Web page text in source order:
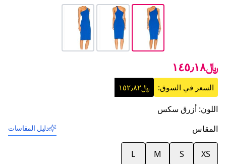
﷼١٤٥٫١٨
السعر في السوق: ﷼١٥٢٫٨٢
اللون: أزرق سكس
المقاس
دليل المقاسات
XS
S
M
L